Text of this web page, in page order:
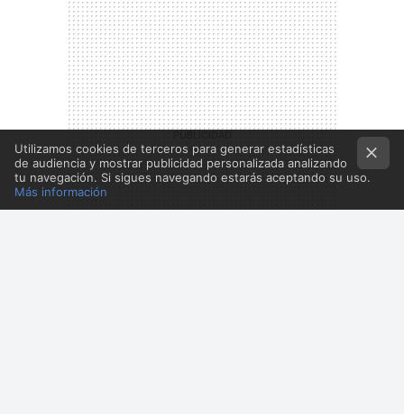
Utilizamos cookies de terceros para generar estadísticas
de audiencia y mostrar publicidad personalizada analizando
tu navegación. Si sigues navegando estarás aceptando su uso.
Más información